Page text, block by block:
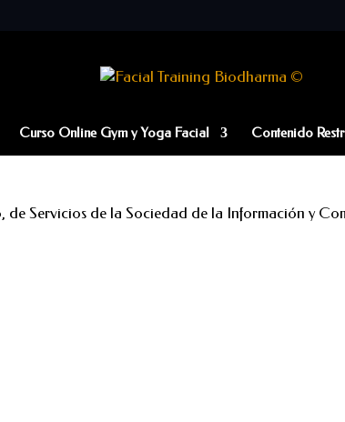
Curso Online Gym y Yoga Facial Contenido
Servicios de la Sociedad de la Información y